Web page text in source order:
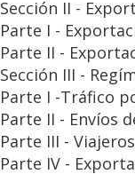
Sección II -
Parte I -
Parte II -
Sección III -
Parte I -Tráfico
Parte II - Envíos
Parte III - Viajeros
Parte IV -